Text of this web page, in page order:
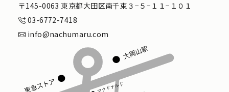
〒145-0063 東京都大田区南千束３−５−１１−１０１
03-6772-7418
info@nachumaru.com